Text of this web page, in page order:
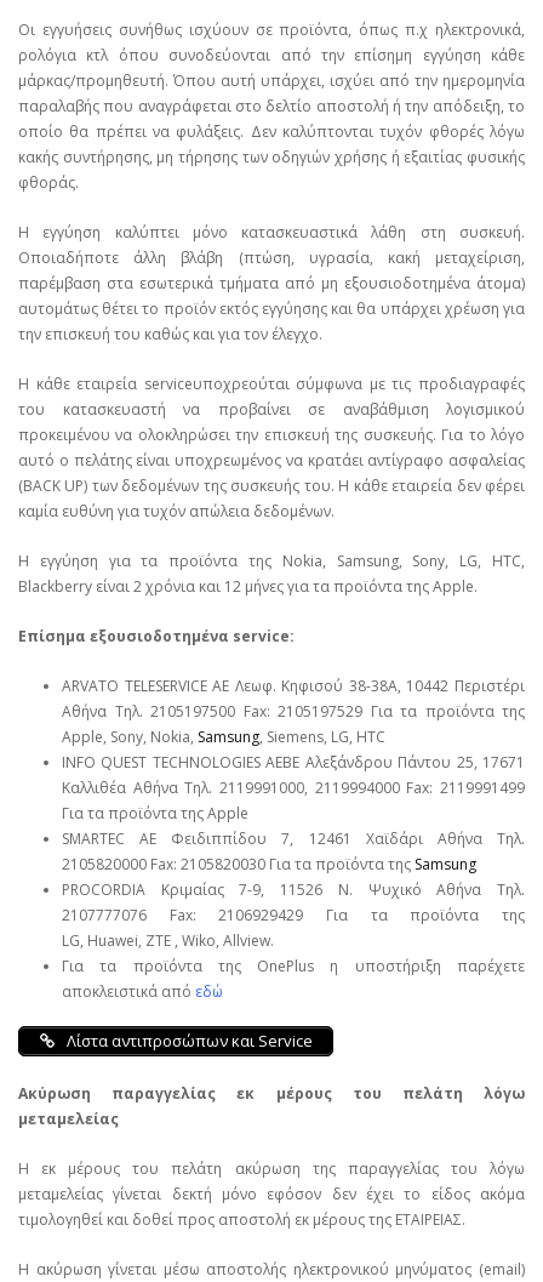
Οι εγγυήσεις συνήθως ισχύουν σε προϊόντα, όπως π.χ ηλεκτρονικά,
ρολόγια κτλ όπου συνοδεύονται από την επίσημη εγγύηση κάθε
μάρκας/προμηθευτή. Όπου αυτή υπάρχει, ισχύει από την ημερομηνία
παραλαβής που αναγράφεται στο δελτίο αποστολή ή την απόδειξη, το
οποίο θα πρέπει να φυλάξεις. Δεν καλύπτονται τυχόν φθορές λόγω
κακής συντήρησης, μη τήρησης των οδηγιών χρήσης ή εξαιτίας φυσικής
φθοράς.
Η εγγύηση καλύπτει μόνο κατασκευαστικά λάθη στη συσκευή.
Οποιαδήποτε άλλη βλάβη (πτώση, υγρασία, κακή μεταχείριση,
παρέμβαση στα εσωτερικά τμήματα από μη εξουσιοδοτημένα άτομα)
αυτομάτως θέτει το προϊόν εκτός εγγύησης και θα υπάρχει χρέωση για
την επισκευή του καθώς και για τον έλεγχο.
Η κάθε εταιρεία serviceυποχρεούται σύμφωνα με τις προδιαγραφές
του κατασκευαστή να προβαίνει σε αναβάθμιση λογισμικού
προκειμένου να ολοκληρώσει την επισκευή της συσκευής. Για το λόγο
αυτό ο πελάτης είναι υποχρεωμένος να κρατάει αντίγραφο ασφαλείας
(BACK UP) των δεδομένων της συσκευής του. Η κάθε εταιρεία δεν φέρει
καμία ευθύνη για τυχόν απώλεια δεδομένων.
Η εγγύηση για τα προϊόντα της Nokia, Samsung, Sony, LG, HTC,
Blackberry είναι 2 χρόνια και 12 μήνες για τα προϊόντα της Apple.
Επίσημα εξουσιοδοτημένα service:
ARVATO TELESERVICE ΑΕ Λεωφ. Κηφισού 38-38Α, 10442 Περιστέρι
Αθήνα Τηλ. 2105197500 Fax: 2105197529 Για τα προϊόντα της
Apple, Sony, Nokia, Samsung, Siemens, LG, HTC
INFO QUEST TECHNOLOGIES ΑΕΒΕ Αλεξάνδρου Πάντου 25, 17671
Καλλιθέα Αθήνα Τηλ. 2119991000, 2119994000 Fax: 2119991499
Για τα προϊόντα της Apple
SMARTEC ΑΕ Φειδιππίδου 7, 12461 Χαϊδάρι Αθήνα Τηλ.
2105820000 Fax: 2105820030 Για τα προϊόντα της Samsung
PROCORDIA Κριμαίας 7-9, 11526 Ν. Ψυχικό Αθήνα Τηλ.
2107777076 Fax: 2106929429 Για τα προϊόντα της
LG, Huawei, ΖΤΕ , Wiko, Allview.
Για τα προϊόντα της OnePlus η υποστήριξη παρέχετε
αποκλειστικά από εδώ
Λίστα αντιπροσώπων και Service
Ακύρωση παραγγελίας εκ μέρους του πελάτη λόγω
μεταμελείας
Η εκ μέρους του πελάτη ακύρωση της παραγγελίας του λόγω
μεταμελείας γίνεται δεκτή μόνο εφόσον δεν έχει το είδος ακόμα
τιμολογηθεί και δοθεί προς αποστολή εκ μέρους της ΕΤΑΙΡΕΙΑΣ.
Η ακύρωση γίνεται μέσω αποστολής ηλεκτρονικού μηνύματος (email)